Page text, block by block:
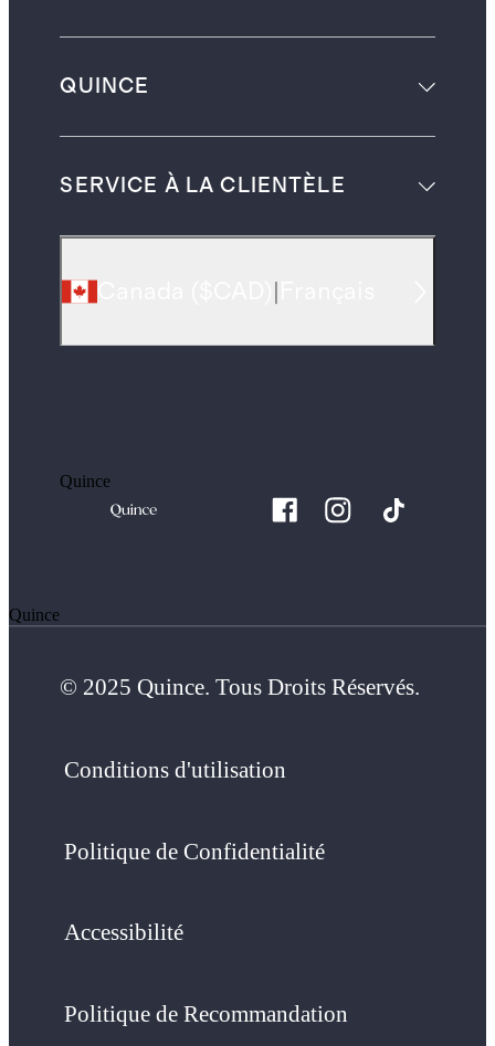
QUINCE
SERVICE À LA CLIENTÈLE
Quince
Quince
© 2025 Quince. Tous Droits Réservés.
Conditions d'utilisation
Politique de Confidentialité
Accessibilité
Politique de Recommandation